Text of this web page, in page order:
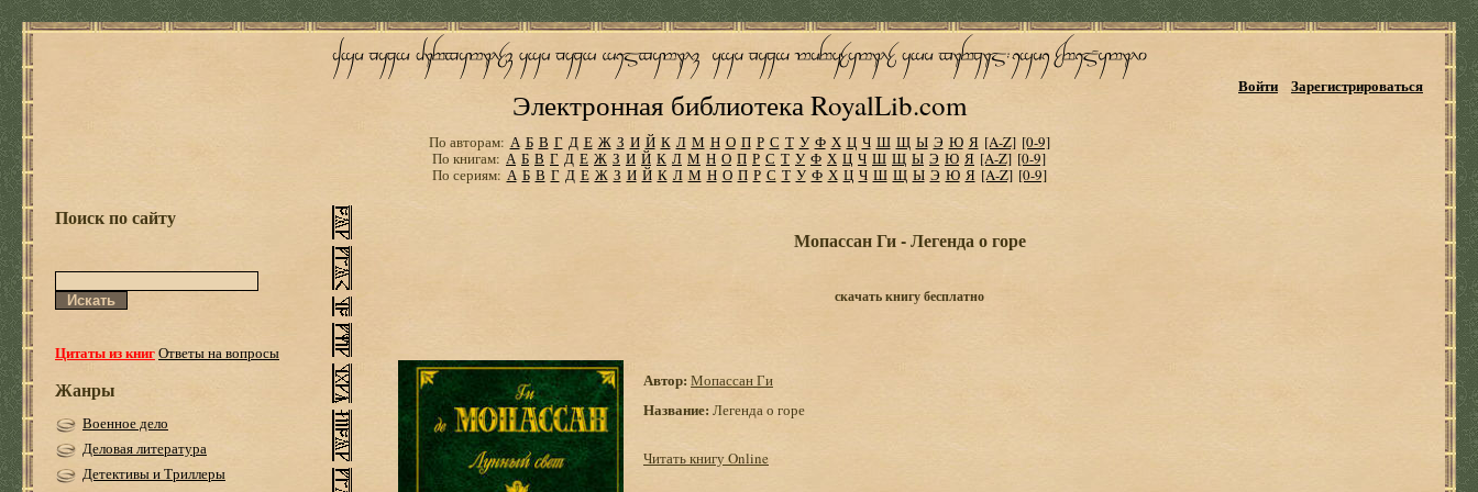
Электронная библиотека RoyalLib.com
Войти Зарегистрироваться
По авторам: А Б В Г Д Е Ж З И Й К Л М Н О П Р С Т У Ф Х Ц Ч Ш Щ Ы Э Ю Я [A-Z] [0-9]
По книгам: А Б В Г Д Е Ж З И Й К Л М Н О П Р С Т У Ф Х Ц Ч Ш Щ Ы Э Ю Я [A-Z] [0-9]
По сериям: А Б В Г Д Е Ж З И Й К Л М Н О П Р С Т У Ф Х Ц Ч Ш Щ Ы Э Ю Я [A-Z] [0-9]
Поиск по сайту
Цитаты из книгОтветы на вопросы
Жанры
Военное дело
Деловая литература
Детективы и Триллеры
Мопассан Ги - Легенда о горе
скачать книгу бесплатно
Автор: Мопассан Ги
Название: Легенда о горе
Читать книгу Online